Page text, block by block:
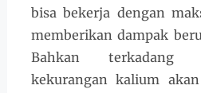
bisa bekerja dengan
memberikan dampak
Bahkan terkadang
kekurangan kalium